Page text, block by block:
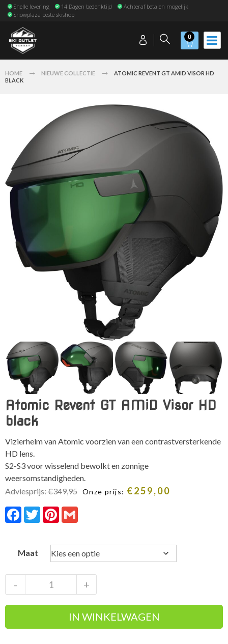
Snelle levering 14 Dagen bedenktijd
Achteraf betalen mogelijk
Snowplaza beste skishop
0
HOME NIEUWE COLLECTIE
ATOMIC REVENT GT AMID VISOR HD
BLACK
Atomic Revent GT AMiD Visor HD
black
Vizierhelm van Atomic voorzien van een contrastversterkende
HD lens.
S2-S3 voor wisselend bewolkt en zonnige
weersomstandigheden.
Adviesprijs:€349,95 Onze prijs: €259,00
Facebook
TwitterPinterest
Maat
Revent
GT
Visor
+
-
IN WINKELWAGEN